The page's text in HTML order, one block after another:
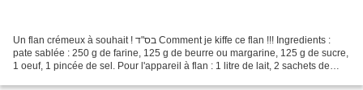
Un flan crémeux à souhait ! בס"ד Comment je kiffe ce flan !!! Ingredients :
pate sablée : 250 g de farine, 125 g de beurre ou margarine, 125 g de sucre,
1 oeuf, 1 pincée de sel. Pour l'appareil à flan : 1 litre de lait, 2 sachets de